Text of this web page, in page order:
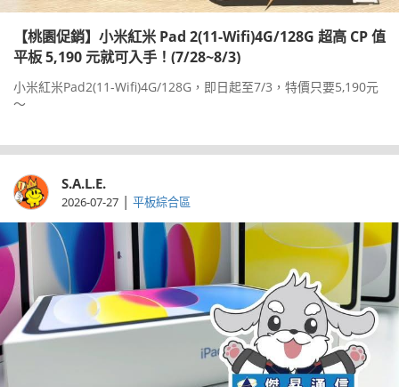
【桃園促銷】小米紅米 Pad 2(11-Wifi)4G/128G 超高 CP 值
平板 5,190 元就可入手！(7/28~8/3)
小米紅米Pad2(11-Wifi)4G/128G，即日起至7/3，特價只要5,190元
～
S.A.L.E.
2026-07-27 | 平板綜合區